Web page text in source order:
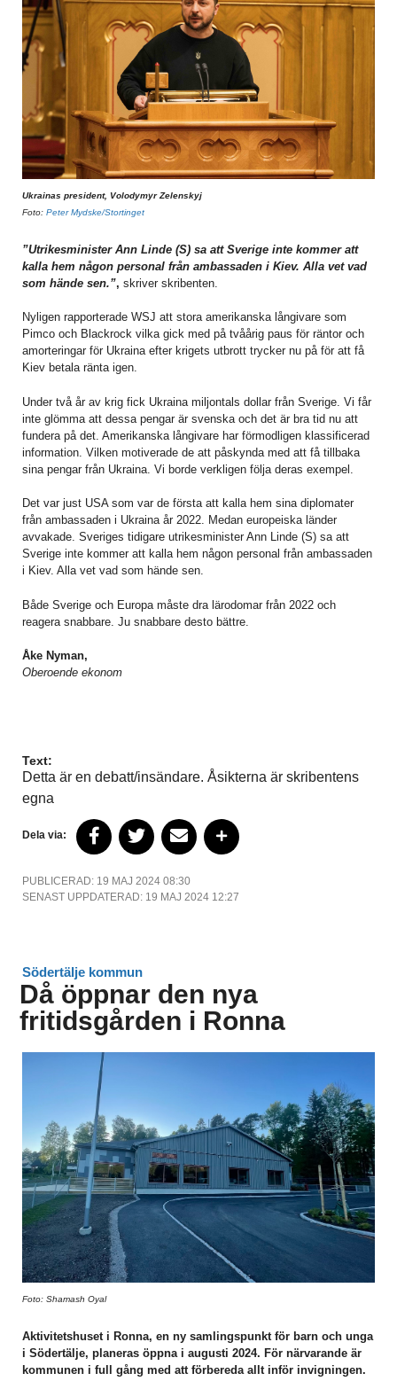
Ukrainas president, Volodymyr Zelenskyj
Foto: Peter Mydske/Stortinget
”Utrikesminister Ann Linde (S) sa att Sverige inte kommer att
kalla hem någon personal från ambassaden i Kiev. Alla vet vad
som hände sen.”, skriver skribenten.
Nyligen rapporterade WSJ att stora amerikanska långivare som
Pimco och Blackrock vilka gick med på tvåårig paus för räntor och
amorteringar för Ukraina efter krigets utbrott trycker nu på för att få
Kiev betala ränta igen.
Under två år av krig fick Ukraina miljontals dollar från Sverige. Vi får
inte glömma att dessa pengar är svenska och det är bra tid nu att
fundera på det. Amerikanska långivare har förmodligen klassificerad
information. Vilken motiverade de att påskynda med att få tillbaka
sina pengar från Ukraina. Vi borde verkligen följa deras exempel.
Det var just USA som var de första att kalla hem sina diplomater
från ambassaden i Ukraina år 2022. Medan europeiska länder
avvakade. Sveriges tidigare utrikesminister Ann Linde (S) sa att
Sverige inte kommer att kalla hem någon personal från ambassaden
i Kiev. Alla vet vad som hände sen.
Både Sverige och Europa måste dra lärodomar från 2022 och
reagera snabbare. Ju snabbare desto bättre.
Åke Nyman,
Oberoende ekonom
Text:
Detta är en debatt/insändare. Åsikterna är skribentens
egna
Dela via:
PUBLICERAD: 19 MAJ 2024 08:30
SENAST UPPDATERAD: 19 MAJ 2024 12:27
Södertälje kommun
Då öppnar den nya
fritidsgården i Ronna
Foto: Shamash Oyal
Aktivitetshuset i Ronna, en ny samlingspunkt för barn och unga
i Södertälje, planeras öppna i augusti 2024. För närvarande är
kommunen i full gång med att förbereda allt inför invigningen.